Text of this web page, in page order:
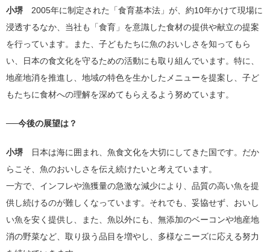
小堺 2005年に制定された「食育基本法」が、約10年かけて現場に
浸透するなか、当社も「食育」を意識した食材の提供や献立の提案
を行っています。また、子どもたちに魚のおいしさを知ってもら
い、日本の食文化を守るための活動にも取り組んでいます。特に、
地産地消を推進し、地域の特色を生かしたメニューを提案し、子ど
もたちに食材への理解を深めてもらえるよう努めています。
──今後の展望は？
小堺 日本は海に囲まれ、魚食文化を大切にしてきた国です。だか
らこそ、魚のおいしさを伝え続けたいと考えています。
一方で、インフレや漁獲量の急激な減少により、品質の高い魚を提
供し続けるのが難しくなっています。それでも、妥協せず、おいし
い魚を安く提供し、また、魚以外にも、無添加のベーコンや地産地
消の野菜など、取り扱う品目を増やし、多様なニーズに応える努力